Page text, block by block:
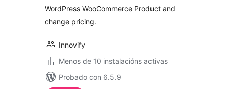
WordPress WooCommerce Product and
change pricing.
Innovify
Menos de 10 instalacións activas
Probado con 6.5.9